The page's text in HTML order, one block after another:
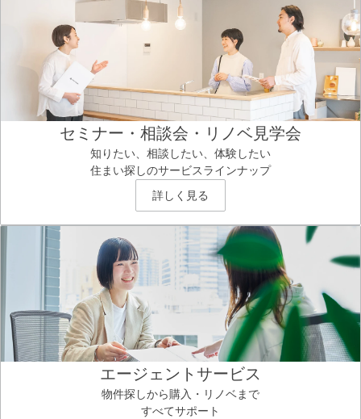
セミナー・相談会・リノベ見学会
知りたい、相談したい、体験したい
住まい探しのサービスラインナップ
詳しく見る
エージェントサービス
物件探しから購入・リノベまで
すべてサポート